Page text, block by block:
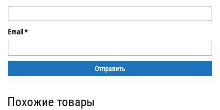
Email *
Похожие товары